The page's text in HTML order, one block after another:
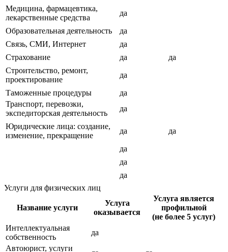
Медицина, фармацевтика,
лекарственные средства
да
Образовательная деятельность
да
Связь, СМИ, Интернет
да
Страхование
да
да
Строительство, ремонт,
проектирование
да
Таможенные процедуры
да
Транспорт, перевозки,
экспедиторская деятельность
да
Юридические лица: создание,
изменение, прекращение
да да
да
да
да
Услуги для физических лиц
Название услуги
Услуга
оказывается
Услуга является
профильной
(не более 5 услуг)
Интеллектуальная
собственность
да
Автоюрист, услуги